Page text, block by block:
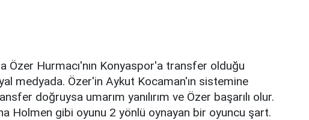
Özer Hurmacı'nın Konyaspor'a transfer olduğu
medyada. Özer'in Aykut Kocaman'ın sistemine
doğruysa umarım yanılırım ve Özer başarılı olur.
Holmen gibi oyunu 2 yönlü oynayan bir oyuncu şart.